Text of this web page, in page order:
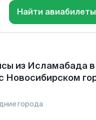
Найти авиабилеты
из Исламабада
Новосибирском
города